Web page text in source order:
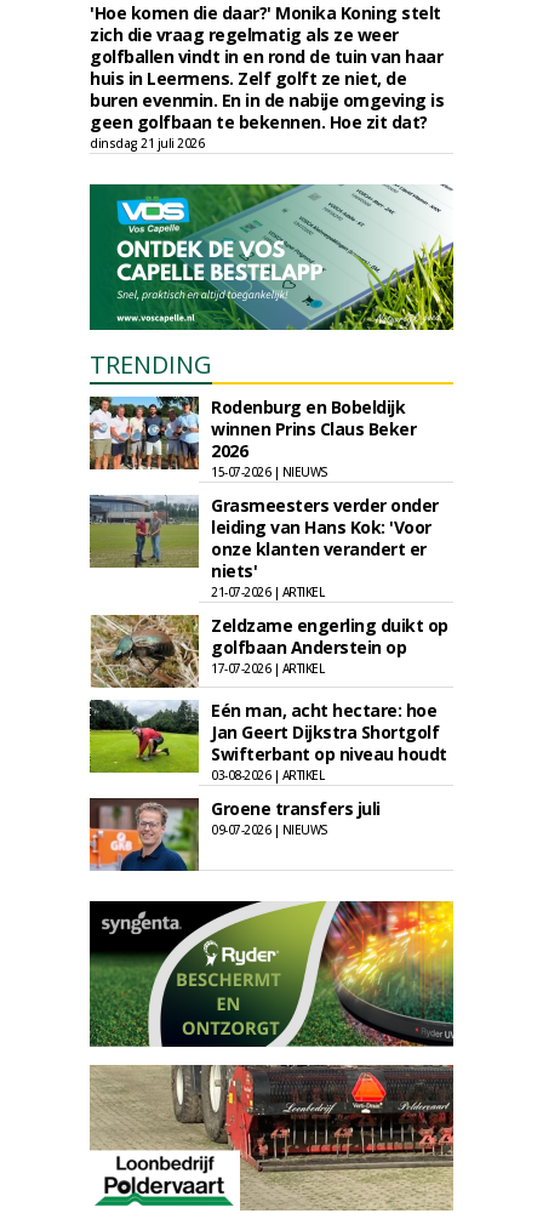
'Hoe komen die daar?' Monika Koning stelt
zich die vraag regelmatig als ze weer
golfballen vindt in en rond de tuin van haar
huis in Leermens. Zelf golft ze niet, de
buren evenmin. En in de nabije omgeving is
geen golfbaan te bekennen. Hoe zit dat?
dinsdag 21 juli 2026
TRENDING
Rodenburg en Bobeldijk
winnen Prins Claus Beker
2026
15-07-2026 | NIEUWS
Grasmeesters verder onder
leiding van Hans Kok: 'Voor
onze klanten verandert er
niets'
21-07-2026 | ARTIKEL
Zeldzame engerling duikt op
golfbaan Anderstein op
17-07-2026 | ARTIKEL
Eén man, acht hectare: hoe
Jan Geert Dijkstra Shortgolf
Swifterbant op niveau houdt
03-08-2026 | ARTIKEL
Groene transfers juli
09-07-2026 | NIEUWS